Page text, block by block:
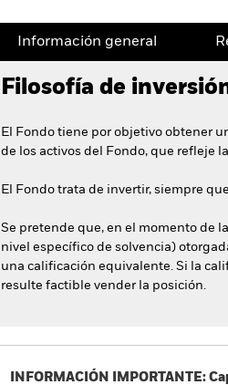
Información general
Filosofía de
El Fondo tiene por objetivo obtener
de los activos del Fondo, que refleje
El Fondo trata de invertir, siempre
Se pretende que, en el momento de
nivel específico de solvencia)
una calificación equivalente. Si la
resulte factible vender la posición.
INFORMACIÓN IMPORTANTE: